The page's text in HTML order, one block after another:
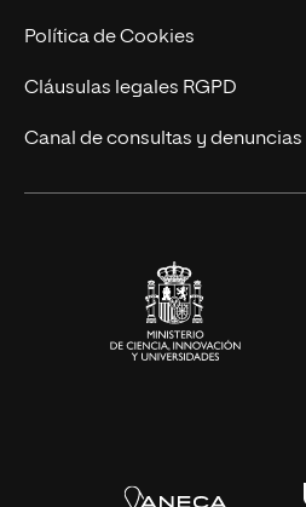
Ingeniería
Diseño
Ciencias de la Salud
Política de Cookies
Cláusulas legales RGPD
Canal de consultas y denuncias